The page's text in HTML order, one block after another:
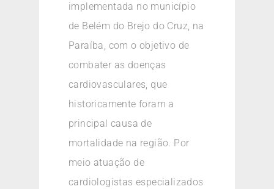
implementada no município
de Belém do Brejo do Cruz, na
Paraíba, com o objetivo de
combater as doenças
cardiovasculares, que
historicamente foram a
principal causa de
mortalidade na região. Por
meio atuação de
cardiologistas especializados